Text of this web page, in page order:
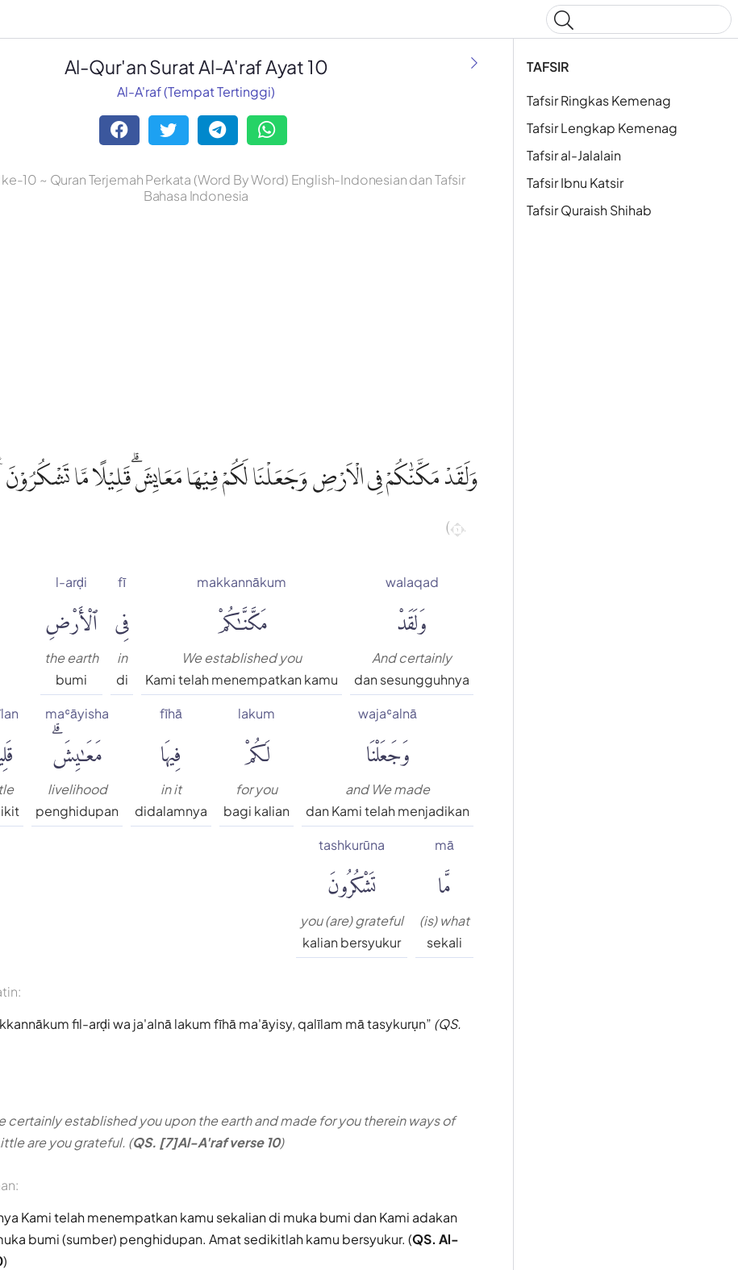
TAFSIR
Tafsir Ringkas Kemenag
Tafsir Lengkap Kemenag
Tafsir al-Jalalain
Tafsir Ibnu Katsir
Tafsir Quraish Shihab
Al-Qur'an Surat Al-A'raf Ayat 10
Al-A'raf (Tempat Tertinggi)
10 ~ Quran Terjemah Perkata (Word By Word) English-Indonesian dan Tafsir
Bahasa Indonesia
وَلَقَدْ مَكَّنّٰكُمْ فِى الْاَرْضِ وَجَعَلْنَا لَكُمْ فِيْهَا مَعَايِشَۗ قَلِيْلًا مَّا تَشْكُرُوْنَ ࣖ
١٠)
walaqad
وَلَقَدْ
And certainly
dan sesungguhnya
makkannākum
مَكَّنَّٰكُمْ
We established you
Kami telah menempatkan kamu
fī
فِى
in
di
l-arḍi
ٱلْأَرْضِ
the earth
bumi
wajaʿalnā
وَجَعَلْنَا
and We made
dan Kami telah menjadikan
lakum
لَكُمْ
for you
bagi kalian
fīhā
فِيهَا
in it
didalamnya
maʿāyisha
مَعَٰيِشَۗ
livelihood
penghidupan
mā
مَّا
(is) what
sekali
tashkurūna
تَشْكُرُونَ
you (are) grateful
kalian bersyukur
fil-arḍi wa ja'alnā lakum fīhā ma'āyisy, qalīlam mā tasykurụn (QS.
certainly established you upon the earth and made for you therein ways of
are you grateful. (QS. [7]Al-A'raf verse 10)
Kami telah menempatkan kamu sekalian di muka bumi dan Kami adakan
bumi (sumber) penghidupan. Amat sedikitlah kamu bersyukur. (QS. Al-
)